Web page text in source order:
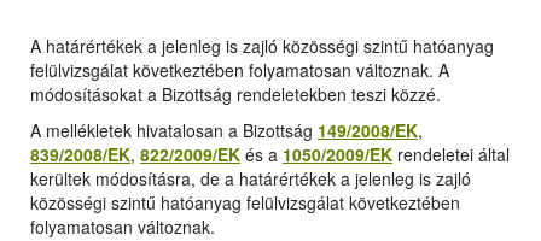
A határértékek a jelenleg is zajló közösségi szintű hatóanyag
felülvizsgálat következtében folyamatosan változnak. A
módosításokat a Bizottság rendeletekben teszi közzé.
A mellékletek hivatalosan a Bizottság 149/2008/EK,
839/2008/EK, 822/2009/EK és a 1050/2009/EK rendeletei által
kerültek módosításra, de a határértékek a jelenleg is zajló
közösségi szintű hatóanyag felülvizsgálat következtében
folyamatosan változnak.